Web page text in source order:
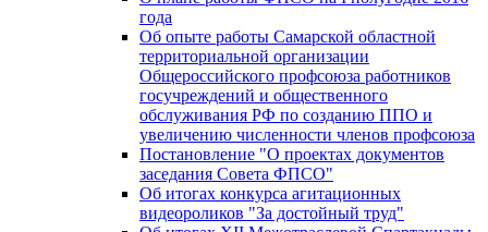
года
Об опыте работы Самарской областной
территориальной организации
Общероссийского профсоюза работников
госучреждений и общественного
обслуживания РФ по созданию ППО и
увеличению численности членов профсоюза
Постановление "О проектах документов
заседания Совета ФПСО"
Об итогах конкурса агитационных
видеороликов "За достойный труд"